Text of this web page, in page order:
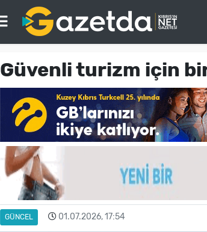
Güvenli turizm için
GÜNCEL 01.07.2026, 17:54